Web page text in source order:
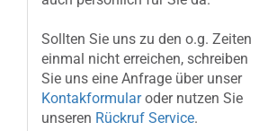
Sollten Sie uns zu den o.g. Zeiten
einmal nicht erreichen, schreiben
Sie uns eine Anfrage über unser
Kontakformularoder nutzen Sie
unseren Rückruf Service.